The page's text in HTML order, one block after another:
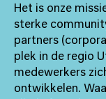
Het is onze
sterke
partners
plek in de regio
medewerkers
ontwikkelen.